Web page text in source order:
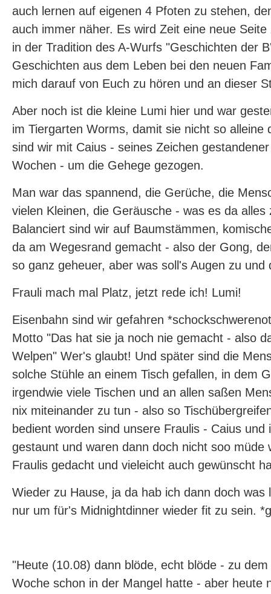
auch lernen auf eigenen 4 Pfoten zu stehen,
auch immer näher. Es wird Zeit eine neue
in der Tradition des A-Wurfs "Geschichten der
Geschichten aus dem Leben bei den neuen
mich darauf von Euch zu hören und an dieser
Aber noch ist die kleine Lumi hier und war
im Tiergarten Worms, damit sie nicht so alleine
sind wir mit Caius - seines Zeichen
Wochen - um die Gehege gezogen.
Man war das spannend, die Gerüche, die
vielen Kleinen, die Geräusche - was es da alles
Balanciert sind wir auf Baumstämmen,
da am Wegesrand gemacht - also der Gong,
so ganz geheuer, aber was soll's Augen zu und
Frauli mach mal Platz, jetzt rede ich! Lumi!
Eisenbahn sind wir gefahren
Motto "Das hat sie ja noch nie gemacht - also
Welpen" Wer's glaubt! Und später sind die
solche Stühle an einem Tisch gefallen, in dem
irgendwie viele Tischen und an allen saßen
nix miteinander zu tun - also so
bedient worden sind unsere Fraulis - Caius und
gestaunt und waren dann doch nicht soo müde
Fraulis gedacht und vieleicht auch gewünscht
Wieder zu Hause, ja da hab ich dann doch was
nur um für's Midnightdinner wieder fit zu sein.
"Heute (10.08) dann blöde, echt blöde - zu
Woche schon in der Mangel hatte - aber heute